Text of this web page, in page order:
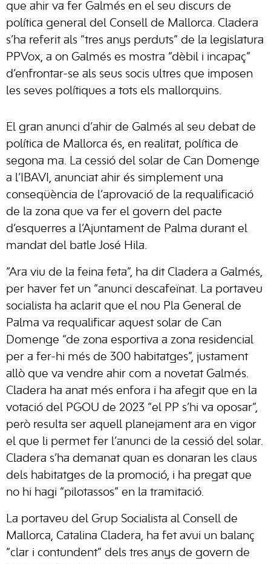
que ahir va fer Galmés en el seu discurs de
política general del Consell de Mallorca. Cladera
s’ha referit als “tres anys perduts” de la legislatura
PPVox, a on Galmés es mostra “dèbil i incapaç”
d’enfrontar-se als seus socis ultres que imposen
les seves polítiques a tots els mallorquins.
El gran anunci d’ahir de Galmés al seu debat de
política de Mallorca és, en realitat, política de
segona ma. La cessió del solar de Can Domenge
a l’IBAVI, anunciat ahir és simplement una
conseqüència de l’aprovació de la requalificació
de la zona que va fer el govern del pacte
d’esquerres a l’Ajuntament de Palma durant el
mandat del batle José Hila.
“Ara viu de la feina feta”, ha dit Cladera a Galmés,
per haver fet un “anunci descafeïnat. La portaveu
socialista ha aclarit que el nou Pla General de
Palma va requalificar aquest solar de Can
Domenge “de zona esportiva a zona residencial
per a fer-hi més de 300 habitatges”, justament
allò que va vendre ahir com a novetat Galmés.
Cladera ha anat més enfora i ha afegit que en la
votació del PGOU de 2023 “el PP s’hi va oposar”,
però resulta ser aquell planejament ara en vigor
el que li permet fer l’anunci de la cessió del solar.
Cladera s’ha demanat quan es donaran les claus
dels habitatges de la promoció, i ha pregat que
no hi hagi “pilotassos” en la tramitació.
La portaveu del Grup Socialista al Consell de
Mallorca, Catalina Cladera, ha fet avui un balanç
“clar i contundent” dels tres anys de govern de